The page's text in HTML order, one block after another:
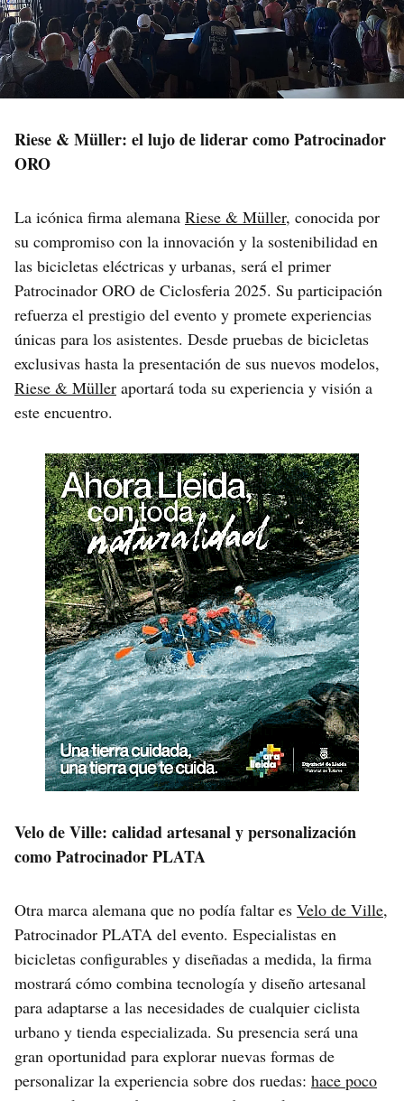
Riese & Müller: el lujo de liderar como Patrocinador
ORO
La icónica firma alemana Riese & Müller, conocida por
su compromiso con la innovación y la sostenibilidad en
las bicicletas eléctricas y urbanas, será el primer
Patrocinador ORO de Ciclosferia 2025. Su participación
refuerza el prestigio del evento y promete experiencias
únicas para los asistentes. Desde pruebas de bicicletas
exclusivas hasta la presentación de sus nuevos modelos,
Riese & Müller aportará toda su experiencia y visión a
este encuentro.
Velo de Ville: calidad artesanal y personalización
como Patrocinador PLATA
Otra marca alemana que no podía faltar es Velo de Ville,
Patrocinador PLATA del evento. Especialistas en
bicicletas configurables y diseñadas a medida, la firma
mostrará cómo combina tecnología y diseño artesanal
para adaptarse a las necesidades de cualquier ciclista
urbano y tienda especializada. Su presencia será una
gran oportunidad para explorar nuevas formas de
personalizar la experiencia sobre dos ruedas: hace poco